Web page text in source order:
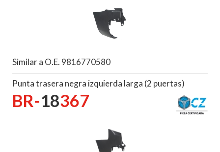
Similar a O.E. 9816770580
Punta trasera negra izquierda larga (2 puertas)
BR-18367